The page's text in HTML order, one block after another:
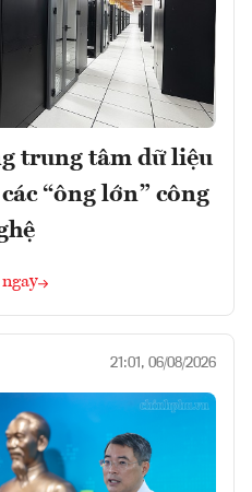
trung tâm dữ liệu
“ông lớn” công
21:01, 06/08/2026